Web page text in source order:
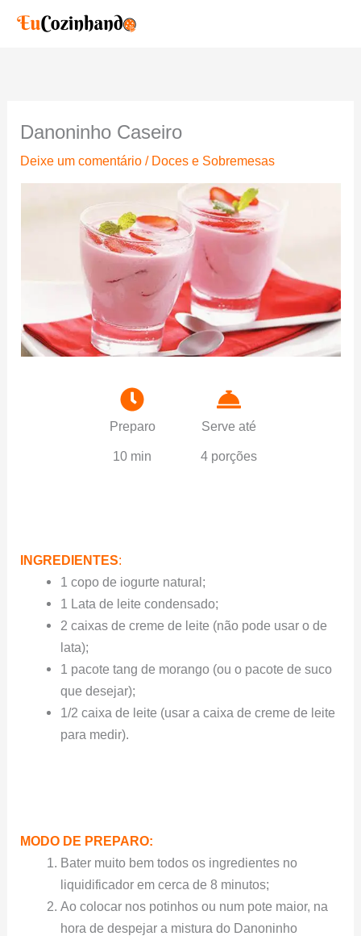
para
Danoninho Caseiro
Deixe um comentário / Doces e Sobremesas
Preparo
10 min
Serve até
4 porções
INGREDIENTES:
1 copo de iogurte natural;
1 Lata de leite condensado;
2 caixas de creme de leite (não pode usar o de
lata);
1 pacote tang de morango (ou o pacote de suco
que desejar);
1/2 caixa de leite (usar a caixa de creme de leite
para medir).
MODO DE PREPARO:
Bater muito bem todos os ingredientes no
liquidificador em cerca de 8 minutos;
Ao colocar nos potinhos ou num pote maior, na
hora de despejar a mistura do Danoninho